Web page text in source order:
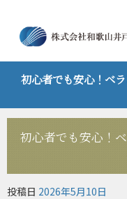
初心者でも安心！ベ
初心者でも安心！
投稿日 2026年5月10日